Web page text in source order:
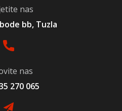
nas
bb, Tuzla
nas
270 065